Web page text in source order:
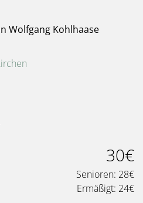
Wolfgang Kohlhaase
30€
Senioren: 28€
Ermäßigt: 24€